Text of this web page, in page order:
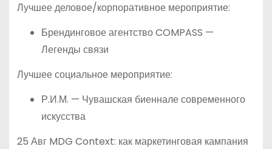
Лучшее деловое/корпоративное мероприятие:
Брендинговое агентство COMPASS —
Легенды связи
Лучшее социальное мероприятие:
Р.И.М. — Чувашская биеннале современного
искусства
25 Авг MDG Context: как маркетинговая кампания